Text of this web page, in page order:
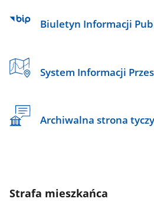
Biuletyn Informacji
System Informacji
Archiwalna strona
Strafa mieszkańca